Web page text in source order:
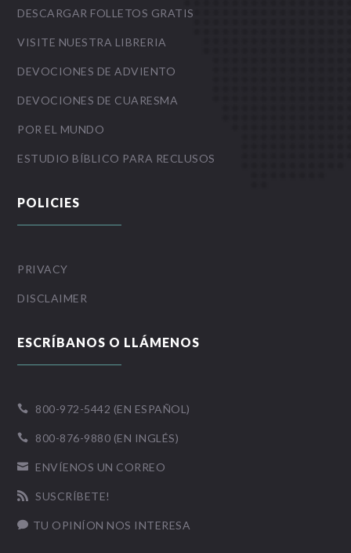
DESCARGAR FOLLETOS GRATIS
VISITE NUESTRA LIBRERIA
DEVOCIONES DE ADVIENTO
DEVOCIONES DE CUARESMA
POR EL MUNDO
ESTUDIO BÍBLICO PARA RECLUSOS
POLICIES
PRIVACY
DISCLAIMER
ESCRÍBANOS O LLÁMENOS
 800-972-5442 (EN ESPAÑOL)
 800-876-9880 (EN INGLÉS)
 ENVÍENOS UN CORREO
 SUSCRÍBETE!
 TU OPINÍON NOS INTERESA